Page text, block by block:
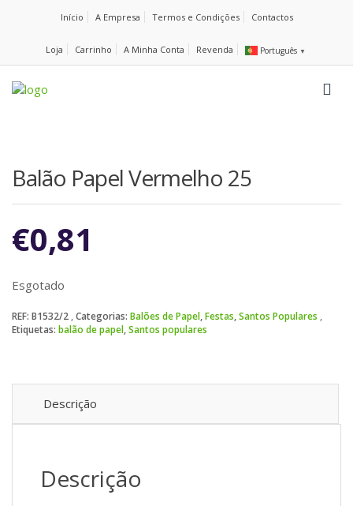
Início A Empresa Termos e Condições Contactos
Loja Carrinho A Minha Conta Revenda Português ▼
Balão Papel Vermelho 25
€0,81
Esgotado
REF: B1532/2 Categorias: Balões de Papel,Festas,Santos Populares
Etiquetas: balão de papel,Santos populares
Descrição
Descrição